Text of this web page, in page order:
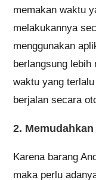
Karena barang
maka perlu
juga bertujuan
masing barang
dan memastikan
Ketika ada
Anda bisa